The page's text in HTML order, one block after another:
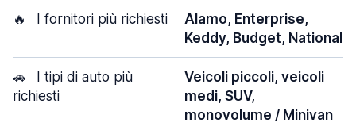
🔥 I fornitori più richiesti
Alamo, Enterprise,
Keddy, Budget, National
🚗
I tipi di auto più
richiesti
Veicoli piccoli, veicoli
medi, SUV,
monovolume / Minivan